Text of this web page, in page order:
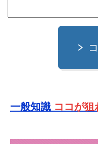
一般知識 ココが狙